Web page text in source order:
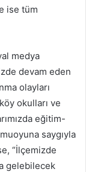
ise tüm
medya
devam eden
olayları
okulları ve
eğitim-
saygıyla
“İlçemizde
gelebilecek